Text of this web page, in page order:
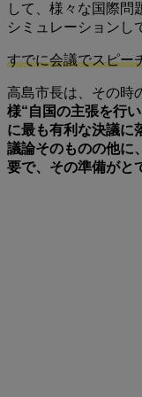
して、様々な国際問
シミュレーションし
すでに会議でスピー
高島市長は、その時
様“自国の主張を行
に最も有利な決議に
議論そのものの他に
要で、その準備がと